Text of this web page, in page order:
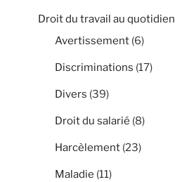
Droit du travail au quotidien
Avertissement (6)
Discriminations (17)
Divers (39)
Droit du salarié (8)
Harcèlement (23)
Maladie (11)